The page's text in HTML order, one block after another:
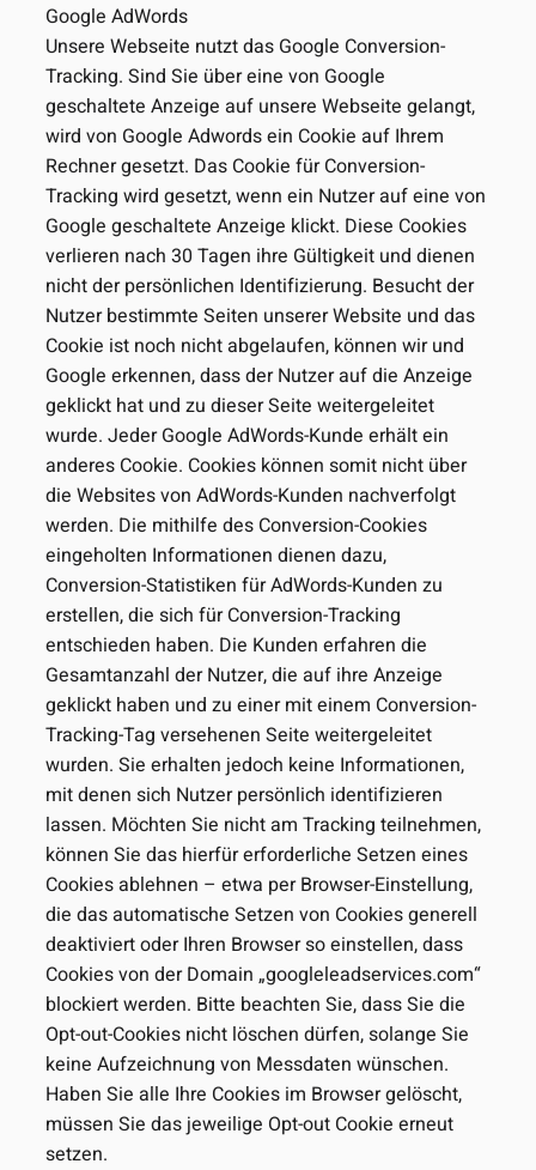
Google AdWords
Unsere Webseite nutzt das Google Conversion-
Tracking. Sind Sie über eine von Google
geschaltete Anzeige auf unsere Webseite gelangt,
wird von Google Adwords ein Cookie auf Ihrem
Rechner gesetzt. Das Cookie für Conversion-
Tracking wird gesetzt, wenn ein Nutzer auf eine von
Google geschaltete Anzeige klickt. Diese Cookies
verlieren nach 30 Tagen ihre Gültigkeit und dienen
nicht der persönlichen Identifizierung. Besucht der
Nutzer bestimmte Seiten unserer Website und das
Cookie ist noch nicht abgelaufen, können wir und
Google erkennen, dass der Nutzer auf die Anzeige
geklickt hat und zu dieser Seite weitergeleitet
wurde. Jeder Google AdWords-Kunde erhält ein
anderes Cookie. Cookies können somit nicht über
die Websites von AdWords-Kunden nachverfolgt
werden. Die mithilfe des Conversion-Cookies
eingeholten Informationen dienen dazu,
Conversion-Statistiken für AdWords-Kunden zu
erstellen, die sich für Conversion-Tracking
entschieden haben. Die Kunden erfahren die
Gesamtanzahl der Nutzer, die auf ihre Anzeige
geklickt haben und zu einer mit einem Conversion-
Tracking-Tag versehenen Seite weitergeleitet
wurden. Sie erhalten jedoch keine Informationen,
mit denen sich Nutzer persönlich identifizieren
lassen. Möchten Sie nicht am Tracking teilnehmen,
können Sie das hierfür erforderliche Setzen eines
Cookies ablehnen – etwa per Browser-Einstellung,
die das automatische Setzen von Cookies generell
deaktiviert oder Ihren Browser so einstellen, dass
Cookies von der Domain „googleleadservices.com“
blockiert werden. Bitte beachten Sie, dass Sie die
Opt-out-Cookies nicht löschen dürfen, solange Sie
keine Aufzeichnung von Messdaten wünschen.
Haben Sie alle Ihre Cookies im Browser gelöscht,
müssen Sie das jeweilige Opt-out Cookie erneut
setzen.